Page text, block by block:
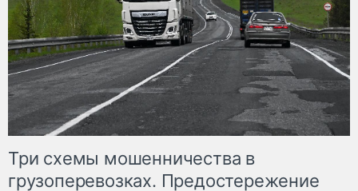
Три схемы мошенничества в
грузоперевозках. Предостережение